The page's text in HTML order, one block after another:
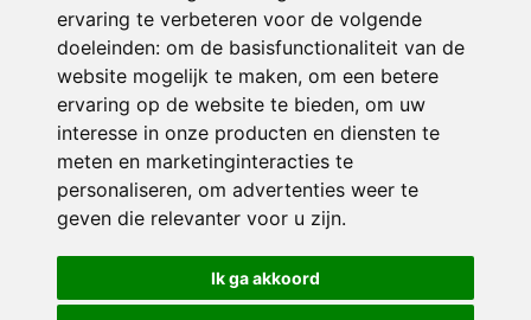
ervaring te verbeteren voor de volgende
doeleinden: om de basisfunctionaliteit van de
website mogelijk te maken, om een betere
ervaring op de website te bieden, om uw
interesse in onze producten en diensten te
meten en marketinginteracties te
personaliseren, om advertenties weer te
geven die relevanter voor u zijn.
Ik ga akkoord
© 2026 De Hoeksteen | Alle rechten voorbehouden
Privacy policy|Disclaimer| Klachtenregeling|RSIN en Anbi
voorkeuren
Crealisatie The MindOffice